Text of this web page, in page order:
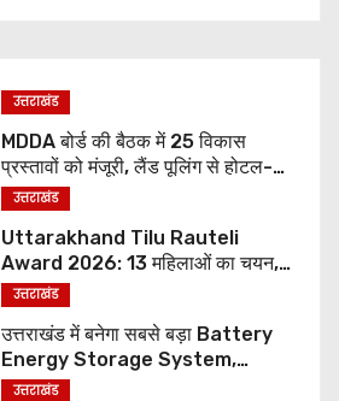
उत्तराखंड
MDDA बोर्ड की बैठक में 25 विकास
प्रस्तावों को मंजूरी, लैंड पूलिंग से होटल-
पर्यटन परियोजनाओं को मिलेगी रफ्तार
उत्तराखंड
Uttarakhand Tilu Rauteli
Award 2026: 13 महिलाओं का चयन,
8 अगस्त को सीएम धामी करेंगे सम्मानित
उत्तराखंड
उत्तराखंड में बनेगा सबसे बड़ा Battery
Energy Storage System,
UJVNL लगाएगा 352 करोड़ का प्रोजेक्ट
उत्तराखंड